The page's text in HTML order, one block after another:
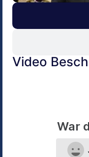
Video
War